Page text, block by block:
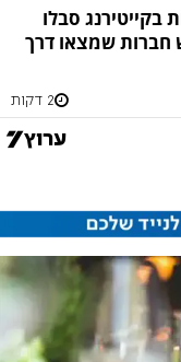
סבלו
חברות שמצאו דרך
2 דקות